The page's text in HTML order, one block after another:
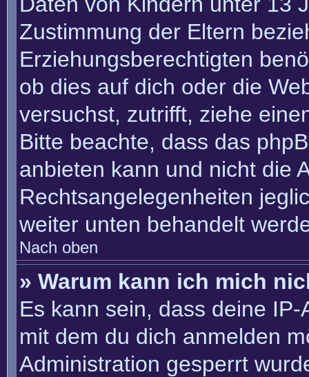
Zustimmung der Eltern
Erziehungsberechtigten
ob dies auf dich oder die
versuchst, zutrifft, ziehe
Bitte beachte, dass das
anbieten kann und nicht die
Rechtsangelegenheiten
weiter unten behandelt
Nach oben
» Warum kann ich mich
Es kann sein, dass deine
mit dem du dich anmelden
Administration gesperrt